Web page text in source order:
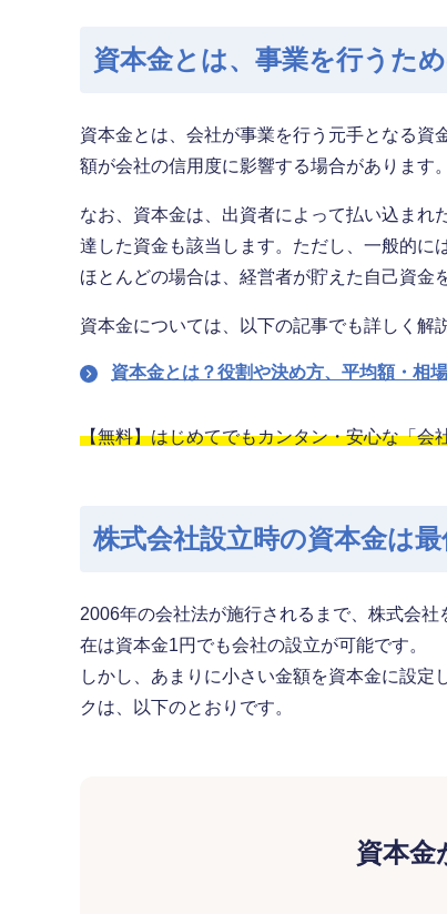
資本金とは、事業を行うた
資本金とは、会社が事業を行う元手となる資
額が会社の信用度に影響する場合があります。
なお、資本金は、出資者によって払い込まれ
達した資金も該当します。ただし、一般的に
ほとんどの場合は、経営者が貯えた自己資金
資本金については、以下の記事でも詳しく解
資本金とは？役割や決め方、平均額・相
【無料】はじめてでもカンタン・安心な「会
株式会社設立時の資本金は
2006年の会社法が施行されるまで、株式会
在は資本金1円でも会社の設立が可能です。
しかし、あまりに小さい金額を資本金に設
クは、以下のとおりです。
資本金